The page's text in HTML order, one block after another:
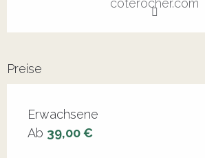
coterocher.com
Preise
Erwachsene
Ab 39,00 €